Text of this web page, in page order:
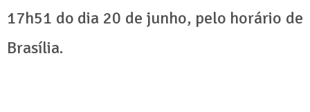
17h51 do dia 20 de junho, pelo horário de
Brasília.